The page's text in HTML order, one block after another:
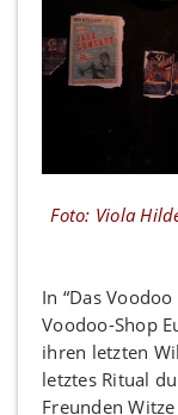
Foto: Viola
In “Das
Voodoo-Shop
ihren letzten
letztes Ritual
Freunden